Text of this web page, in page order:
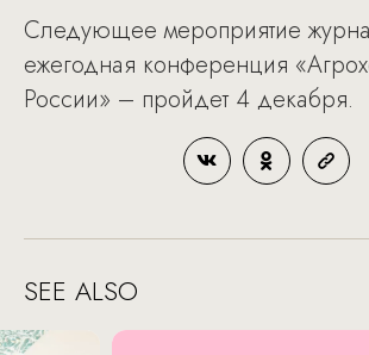
Следующее мероприятие
ежегодная конференция
России» – пройдет 4 декабря.
SEE ALSO